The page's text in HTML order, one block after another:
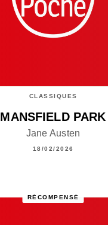
CLASSIQUES
MANSFIELD PARK
Jane Austen
18/02/2026
RÉCOMPENSÉ